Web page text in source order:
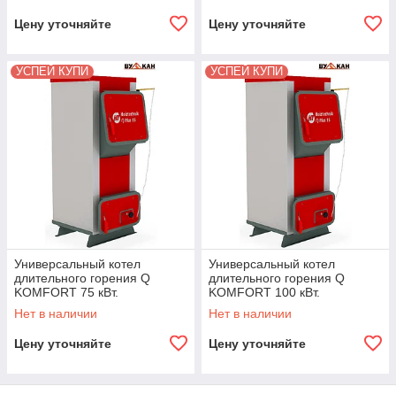
Цену уточняйте Цену уточняйте
УСПЕЙ КУПИ
Универсальный котел
длительного горения Q
KOMFORT 75 кВт.
Нет в наличии
Цену уточняйте
УСПЕЙ КУПИ
Универсальный котел
длительного горения Q
KOMFORT 100 кВт.
Нет в наличии
Цену уточняйте